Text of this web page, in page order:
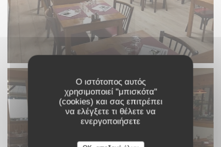
Ο ιστότοπος αυτός
χρησιμοποιεί "μπισκότα"
(cookies) και σας επιτρέπει
να ελέγξετε τι θέλετε να
ενεργοποιήσετε